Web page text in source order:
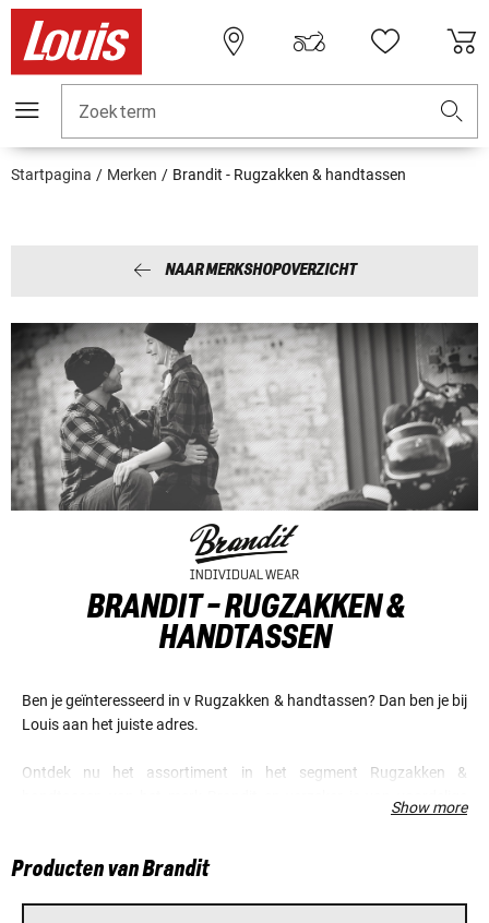
Zoekterm
Startpagina Merken Brandit - Rugzakken & handtassen
NAAR MERKSHOPOVERZICHT
BRANDIT - RUGZAKKEN &
HANDTASSEN
Ben je geïnteresseerd in v Rugzakken & handtassen? Dan ben je bij
Louis aan het juiste adres.
Ontdek nu het assortiment in het segment Rugzakken &
Show more
Producten van Brandit